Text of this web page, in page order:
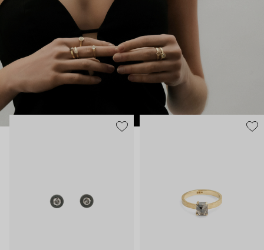
а бриллианты не идеальные прозрачные, а «соль-перец» с
естественными включениями. Украшения The Ego
символизируют отказ от вечной погони за идеалом. Каждое
украшение создано вручную.